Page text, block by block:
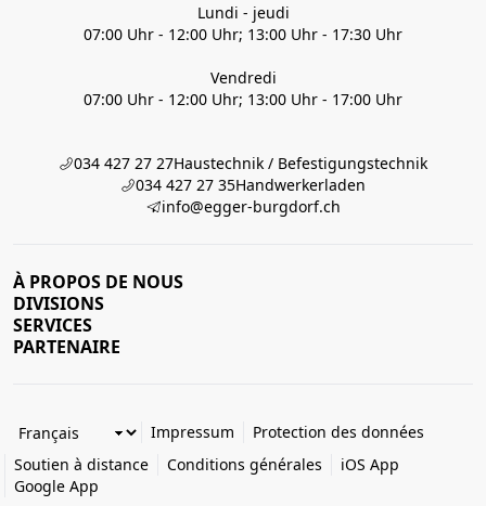
Lundi - jeudi
07:00 Uhr - 12:00 Uhr; 13:00 Uhr - 17:30 Uhr
Vendredi
07:00 Uhr - 12:00 Uhr; 13:00 Uhr - 17:00 Uhr
034 427 27 27Haustechnik / Befestigungstechnik
034 427 27 35Handwerkerladen
info@egger-burgdorf.ch
À PROPOS DE NOUS
DIVISIONS
SERVICES
PARTENAIRE
Impressum
Protection des données
Soutien à distance
Conditions générales
iOS App
Google App